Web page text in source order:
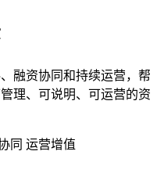
融资协同和持续运营，帮
理、可说明、可运营的资
同 运营增值